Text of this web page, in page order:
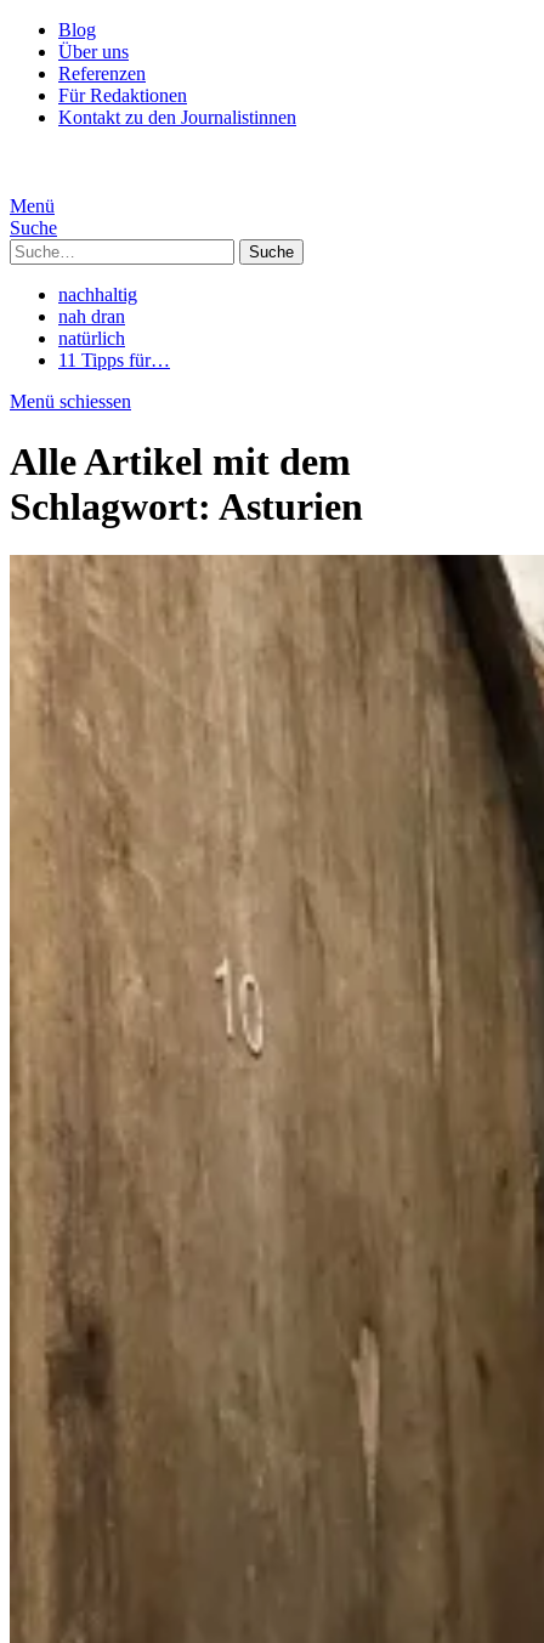
Blog
Über uns
Referenzen
Für Redaktionen
Kontakt zu den Journalistinnen
Menü
Suche
Suche
nachhaltig
nah dran
natürlich
11 Tipps für…
Menü schiessen
Alle Artikel mit dem
Schlagwort: Asturien